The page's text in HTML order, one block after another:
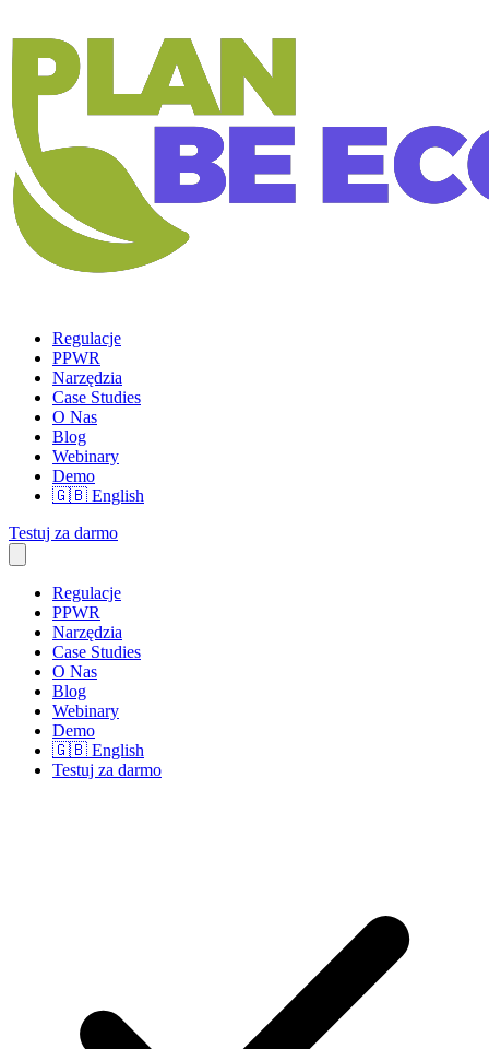
Regulacje
PPWR
Narzędzia
Case Studies
O Nas
Blog
Webinary
Demo
🇬🇧 English
Testuj za darmo
Regulacje
PPWR
Narzędzia
Case Studies
O Nas
Blog
Webinary
Demo
🇬🇧 English
Testuj za darmo